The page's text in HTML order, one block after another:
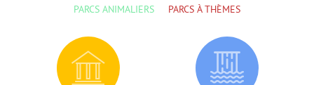
PARCS ANIMALIERS PARCS À THÈMES